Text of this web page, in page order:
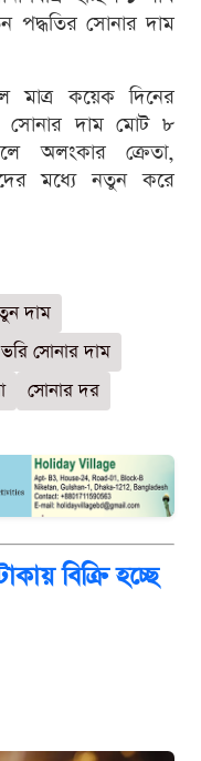
পদ্ধতির সোনার দাম
মাত্র কয়েক দিনের
সোনার দাম মোট ৮
অলংকার ক্রেতা,
মধ্যে নতুন করে
দাম
ভরি সোনার দাম
সোনার দর
বিক্রি হচ্ছে